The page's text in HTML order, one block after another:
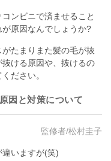
ンビニで済ませること
原因なんでしょうか?
たまりまた髪の毛が抜
ける原因や、抜けるの
ださい。
因と対策について
監修者/松村圭子
いますが(笑)